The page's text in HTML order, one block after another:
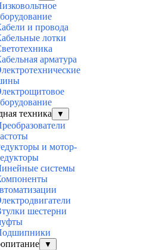
и провода
лотки
арматура
техника
▼
и мотор-
системы
шестерни
▼